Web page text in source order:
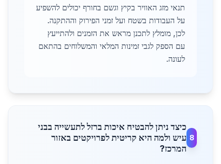
תנאי מזג האוויר בקיץ וגשם בחורף יכולים להשפיע
על העבודות בשטח ועל זמני הפירוק וההתקנה.
לכן, מומלץ לתכנן מראש את הזמנים ולהתייעץ
עם הספק לגבי זמינות המלאי והמשלוחים בהתאם
לעונה.
8
כיצד ניתן להבטיח איכות ברזל לתעשייה בבני
עיש ולמה היא קריטית לפרויקטים באזור
המרכז?